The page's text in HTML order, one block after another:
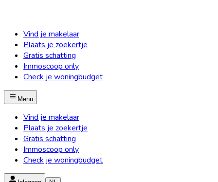
Vind je makelaar
Plaats je zoekertje
Gratis schatting
Immoscoop only
Check je woningbudget
Menu
Vind je makelaar
Plaats je zoekertje
Gratis schatting
Immoscoop only
Check je woningbudget